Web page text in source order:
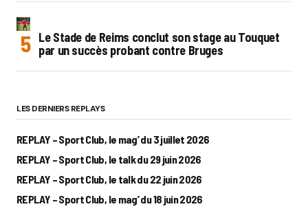
Le Stade de Reims conclut son stage au Touquet
par un succès probant contre Bruges
LES DERNIERS REPLAYS
REPLAY – Sport Club, le mag’ du 3 juillet 2026
REPLAY – Sport Club, le talk du 29 juin 2026
REPLAY – Sport Club, le talk du 22 juin 2026
REPLAY – Sport Club, le mag’ du 18 juin 2026